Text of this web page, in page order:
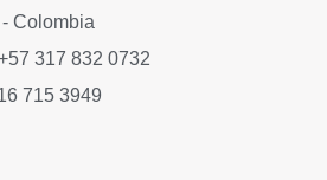
Colombia
317 832 0732
715 3949